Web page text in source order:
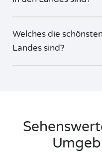
Welches die
Landes sind?